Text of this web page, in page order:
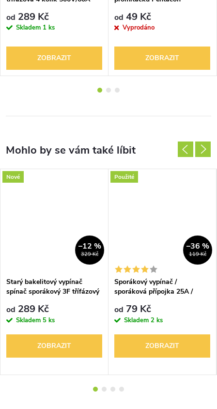
od 289 Kč
Skladem 1 ks
ZOBRAZIT
od 49 Kč
Vyprodáno
ZOBRAZIT
Nové
329 Kč
–12 %
Starý bakelitový vypínač
spínač sporákový 3F třífázový
od 289 Kč
Skladem 5 ks
ZOBRAZIT
Použité
119 Kč
–36 %
Sporákový vypínač /
sporáková přípojka 25A /
od 79 Kč
Skladem 2 ks
ZOBRAZIT